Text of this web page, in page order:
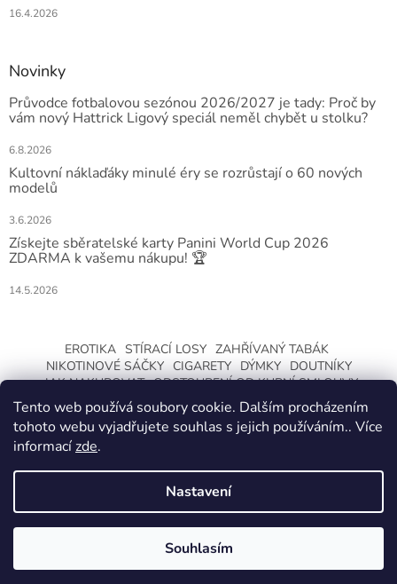
Tento web používá soubory cookie. Dalším procházením
tohoto webu vyjadřujete souhlas s jejich používáním.. Více
informacízde.
Nastavení
Souhlasím
VÍCE.
16.4.2026
Novinky
Průvodce fotbalovou sezónou 2026/2027 je tady: Proč by
vám nový Hattrick Ligový speciál neměl chybět u stolku?
6.8.2026
Kultovní náklaďáky minulé éry se rozrůstají o 60 nových
modelů
3.6.2026
Získejte sběratelské karty Panini World Cup 2026
ZDARMA k vašemu nákupu! 🏆
14.5.2026
EROTIKA STÍRACÍ LOSY ZAHŘÍVANÝ TABÁK
NIKOTINOVÉ SÁČKY CIGARETY DÝMKY
DOUTNÍKY
JAK NAKUPOVAT ODSTOUPENÍ OD KUPNÍ SMLOUVY
Vytvořil Shoptet
CeskaTrafika.com. Všechna práva vyhrazena.